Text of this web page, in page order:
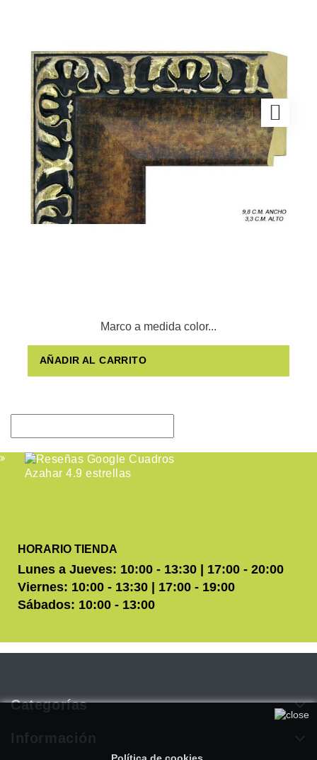
Marco a medida color...
AÑADIR AL CARRITO
HORARIO TIENDA
Lunes a Jueves: 10:00 - 13:30 | 17:00 - 20:00
Viernes: 10:00 - 13:30 | 17:00 - 19:00
Sábados: 10:00 - 13:00
Categorías
Información
Utilizamos cookies propias y de terceros para mejorar
nuestros servicios. Si continúa navegando, consideramos que
acepta su uso. Puede obtener más información en nuestra